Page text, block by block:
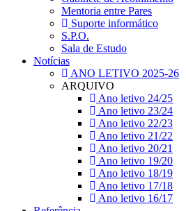
Mentoria entre Pares
Suporte informático
S.P.O.
Sala de Estudo
Notícias
ANO LETIVO 2025-26
ARQUIVO
Ano letivo 24/25
Ano letivo 23/24
Ano letivo 22/23
Ano letivo 21/22
Ano letivo 20/21
Ano letivo 19/20
Ano letivo 18/19
Ano letivo 17/18
Ano letivo 16/17